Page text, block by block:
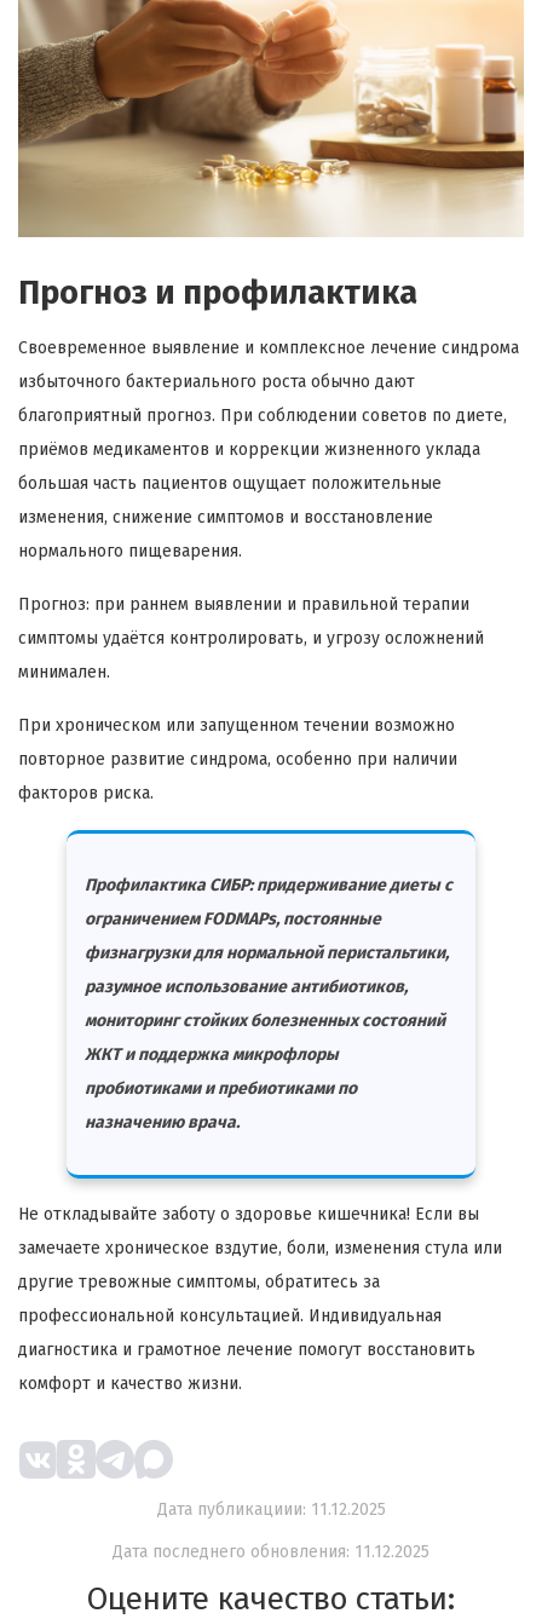
Прогноз и профилактика
Своевременное выявление и комплексное лечение синдрома
избыточного бактериального роста обычно дают
благоприятный прогноз. При соблюдении советов по диете,
приёмов медикаментов и коррекции жизненного уклада
большая часть пациентов ощущает положительные
изменения, снижение симптомов и восстановление
нормального пищеварения.
Прогноз: при раннем выявлении и правильной терапии
симптомы удаётся контролировать, и угрозу осложнений
минимален.
При хроническом или запущенном течении возможно
повторное развитие синдрома, особенно при наличии
факторов риска.
Профилактика СИБР: придерживание диеты с
ограничением FODMAPs, постоянные
физнагрузки для нормальной перистальтики,
разумное использование антибиотиков,
мониторинг стойких болезненных состояний
ЖКТ и поддержка микрофлоры
пробиотиками и пребиотиками по
назначению врача.
Не откладывайте заботу о здоровье кишечника! Если вы
замечаете хроническое вздутие, боли, изменения стула или
другие тревожные симптомы, обратитесь за
профессиональной консультацией. Индивидуальная
диагностика и грамотное лечение помогут восстановить
комфорт и качество жизни.
Дата публикациии: 11.12.2025
Дата последнего обновления: 11.12.2025
Оцените качество статьи: